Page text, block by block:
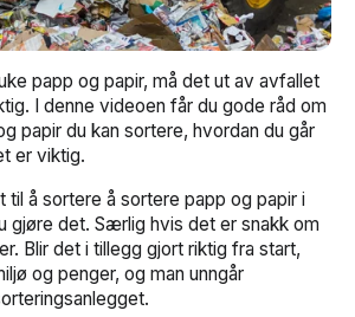
papp og papir, må det ut av avfallet
I denne videoen får du gode råd om
papir du kan sortere, hvordan du går
er viktig.
til å sortere å sortere papp og papir i
gjøre det. Særlig hvis det er snakk om
Blir det i tillegg gjort riktig fra start,
og penger, og man unngår